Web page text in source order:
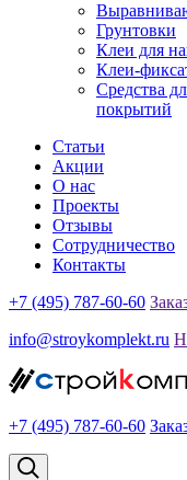
Грунтовки
Клеи для
Клеи-
Средства
покрытий
Статьи
Акции
О нас
Проекты
Отзывы
Сотрудничество
Контакты
+7 (495) 787-60-60
info@stroykomplekt.ru
+7 (495) 787-60-60